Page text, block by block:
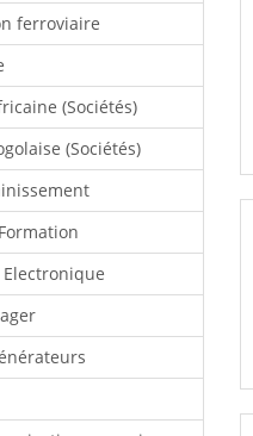
ferroviaire
(Sociétés)
(Sociétés)